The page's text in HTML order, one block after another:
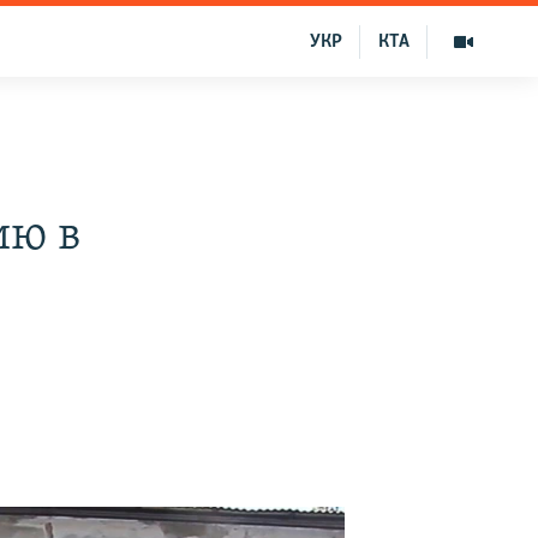
КТА
УКР
в